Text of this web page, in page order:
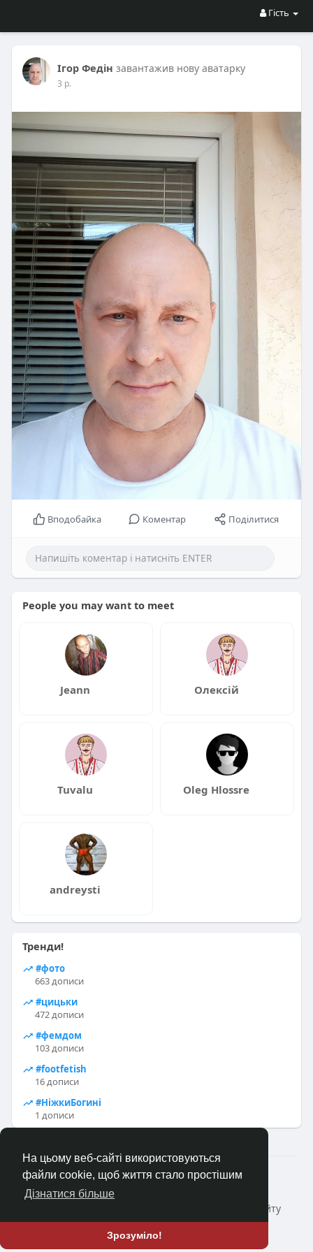
На цьому веб-сайті використовуються
файли cookie, щоб життя стало простішим
Дізнатися більше
Зрозуміло!
Гість
Ігор Федін завантажив нову аватарку
3 р.
Вподобайка Коментар Поділитися
People you may want to meet
Jeann Олексій
Tuvalu Oleg Hlossre
andreysti
Тренди!
#фото
663 дописи
#цицьки
472 дописи
#фемдом
103 дописи
#footfetish
16 дописи
#НіжкиБогині
1 дописи
2023—2026 © Клуб «Насолода»
Головна
Коротко про
Умови і Правила сайту
Блог
ще
Мова